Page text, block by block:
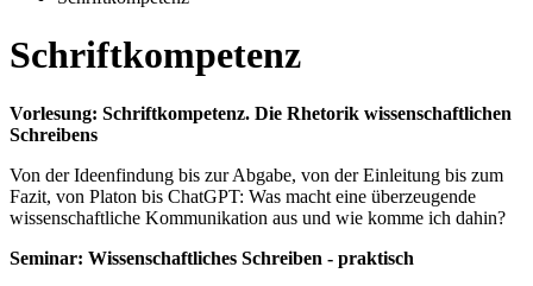
Schriftkompetenz
Vorlesung: Schriftkompetenz. Die Rhetorik wissenschaftlichen
Schreibens
Von der Ideenfindung bis zur Abgabe, von der Einleitung bis zum
Fazit, von Platon bis ChatGPT: Was macht eine überzeugende
wissenschaftliche Kommunikation aus und wie komme ich dahin?
Seminar: Wissenschaftliches Schreiben - praktisch